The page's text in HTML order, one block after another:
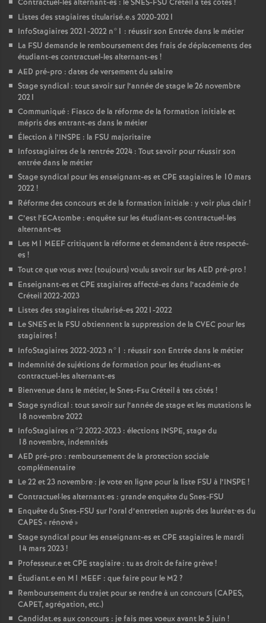
Contractuel-les alternant-es : leSNES-FSU Créteil à tes côtés !
Listes des stagiaires titularisé.e.s 2020-2021
InfoStagiaires 2021-2022 n°1 : réussir son Entrée dans le métier
La FSU demande le remboursement des frais de déplacements des
étudiant-es contractuel-les alternant-es !
AED pré-pro : dates de versement du salaire
Stage syndical : tout savoir sur l’année de stage le 26 novembre
2021
Communiqué : Fiasco de la réforme de la formation initiale et
mépris des entrant-es dans le métier
Élection à l’INSPE : la FSU majoritaire
Infostagiaires de la rentrée 2024 : Tout savoir pour réussir son
entrée dans le métier
Stage syndical pour les enseignant-es etCPE stagiaires le 10 mars
2022!
Réforme des concours et de la formation initiale : y voir plus clair!
C’est l’ECAtombe : enquête sur les étudiant-es contractuel-les
alternant-es
Les M1 MEEFcritiquent la réforme et demandent à être respecté-
es !
Tout ce que vous avez (toujours) voulu savoir sur les AED pré-pro !
Enseignant-es etCPE stagiaires affecté-es dans l’académie de
Créteil 2022-2023
Listes des stagiaires titularisé-es 2021-2022
LeSNESet la FSU obtiennent la suppression de la CVEC pour les
stagiaires !
InfoStagiaires 2022-2023 n°1 : réussir son Entrée dans le métier
Indemnité de sujétions de formation pour les étudiant-es
contractuel-les alternant-es
Bienvenue dans le métier, le Snes-Fsu Créteil à tes côtés !
Stage syndical : tout savoir sur l’année de stage et les mutations le
18 novembre 2022
InfoStagiaires n°2 2022-2023 : élections INSPE, stage du
18 novembre, indemnités
AED pré-pro : remboursement de la protection sociale
complémentaire
Le 22 et 23 novembre : je vote en ligne pour la liste FSU à l’INSPE !
Contractuel·les alternant·es : grande enquête du Snes-FSU
Enquête du Snes-FSU sur l’oral d’entretien auprès des lauréat•es du
CAPES« rénové»
Stage syndical pour les enseignant-es etCPE stagiaires le mardi
14 mars 2023!
Professeur.e etCPE stagiaire : tu as droit de faire grève!
Étudiant.e en M1 MEEF : que faire pour le M2?
Remboursement du trajet pour se rendre à un concours (CAPES,
CAPET, agrégation, etc.)
Candidat.es aux concours : je fais mes voeux avant le 5 juin !